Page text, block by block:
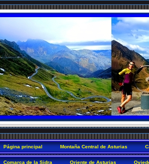
Página principal Montaña Central de Asturias
Comarca de la Sidra Oriente de Asturias